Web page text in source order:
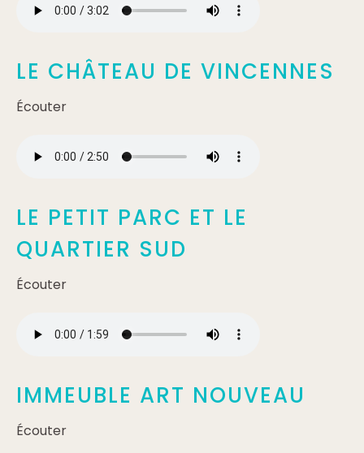
LE CHÂTEAU DE VINCENNES
Écouter
LE PETIT PARC ET LE
QUARTIER SUD
Écouter
IMMEUBLE ART NOUVEAU
Écouter